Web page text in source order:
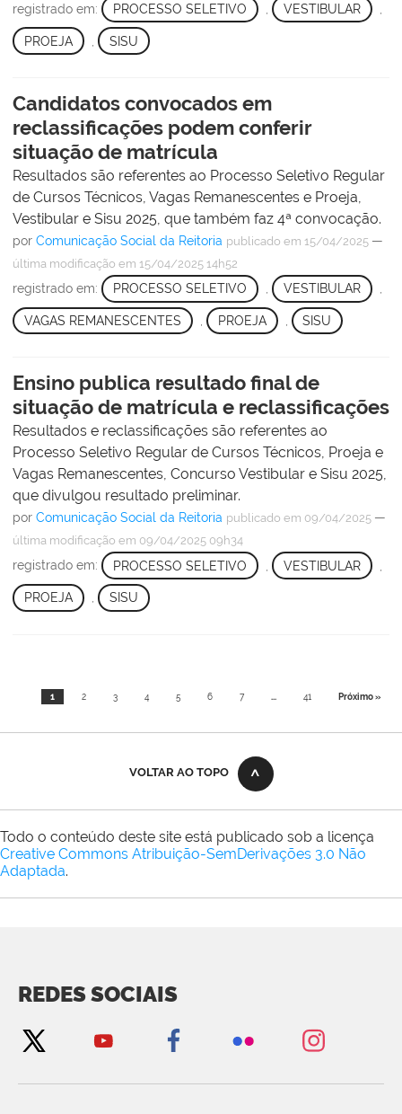
registrado em: PROCESSO SELETIVO VESTIBULAR
PROEJA SISU
Candidatos convocados em
reclassificações podem conferir
situação de matrícula
Resultados são referentes ao Processo Seletivo Regular
de Cursos Técnicos, Vagas Remanescentes e Proeja,
Vestibular e Sisu 2025, que também faz 4ª convocação.
por Comunicação Social da Reitoria publicado em 15/04/2025 —
última modificação em 15/04/2025 14h52
registrado em: PROCESSO SELETIVO , VESTIBULAR ,
VAGAS REMANESCENTES PROEJA SISU
Ensino publica resultado final de
situação de matrícula e reclassificações
Resultados e reclassificações são referentes ao
Processo Seletivo Regular de Cursos Técnicos, Proeja e
Vagas Remanescentes, Concurso Vestibular e Sisu 2025,
que divulgou resultado preliminar.
por Comunicação Social da Reitoria publicado em 09/04/2025 —
última modificação em 09/04/2025 09h34
registrado em: PROCESSO SELETIVO VESTIBULAR
PROEJA , SISU
1 2 3 4 5 6 7 ... 41 Próximo »
VOLTAR AO TOPO
Todo o conteúdo deste site está publicado sob a licença
Creative Commons Atribuição-SemDerivações 3.0 Não
Adaptada.
REDES SOCIAIS